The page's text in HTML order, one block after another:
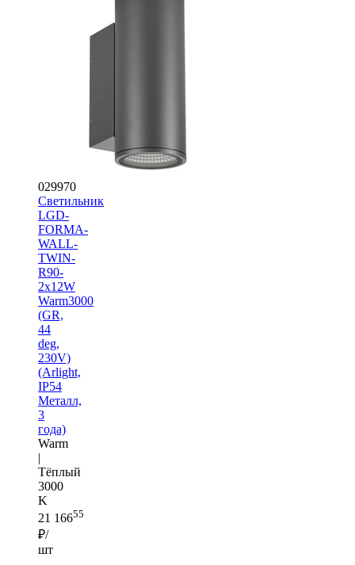
029970
Светильник
LGD-
FORMA-
WALL-
TWIN-
R90-
2x12W
Warm3000
(GR,
44
deg,
230V)
(Arlight,
IP54
Металл,
3
года)
Warm
|
Тёплый
3000
K
21 16655
₽/
шт